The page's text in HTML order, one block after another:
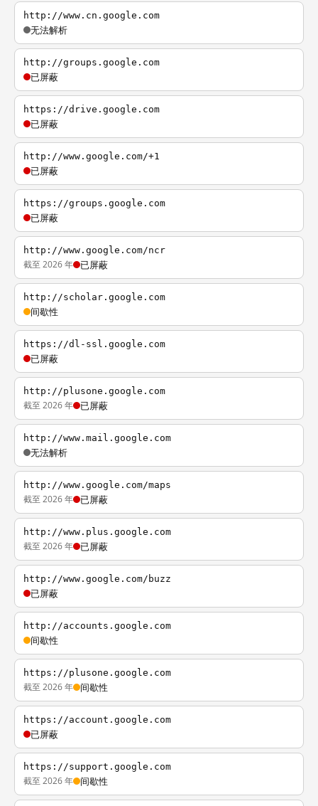
http://www.cn.google.com
无法解析
http://groups.google.com
已屏蔽
https://drive.google.com
已屏蔽
http://www.google.com/+1
已屏蔽
https://groups.google.com
已屏蔽
http://www.google.com/ncr
截至 2026 年 已屏蔽
http://scholar.google.com
间歇性
https://dl-ssl.google.com
已屏蔽
http://plusone.google.com
截至 2026 年 已屏蔽
http://www.mail.google.com
无法解析
http://www.google.com/maps
截至 2026 年 已屏蔽
http://www.plus.google.com
截至 2026 年 已屏蔽
http://www.google.com/buzz
已屏蔽
http://accounts.google.com
间歇性
https://plusone.google.com
截至 2026 年 间歇性
https://account.google.com
已屏蔽
https://support.google.com
截至 2026 年 间歇性